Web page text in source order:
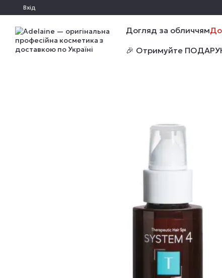
Перейти до основного контенту
Вхід
Догляд за обличчям
🎉 Отримуйте